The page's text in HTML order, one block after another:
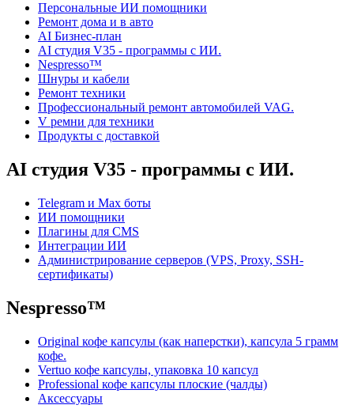
Персональные ИИ помощники
Ремонт дома и в авто
AI Бизнес-план
AI студия V35 - программы с ИИ.
Nespresso™
Шнуры и кабели
Ремонт техники
Профессиональный ремонт автомобилей VAG.
V ремни для техники
Продукты с доставкой
AI студия V35 - программы с ИИ.
Telegram и Max боты
ИИ помощники
Плагины для CMS
Интеграции ИИ
Администрирование серверов (VPS, Proxy, SSH-
сертификаты)
Nespresso™
Original кофе капсулы (как наперстки), капсула 5 грамм
кофе.
Vertuo кофе капсулы, упаковка 10 капсул
Professional кофе капсулы плоские (чалды)
Аксессуары